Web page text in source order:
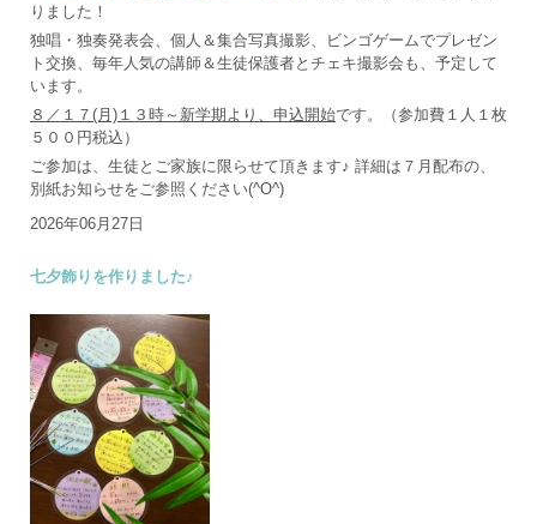
りました！
独唱・独奏発表会、個人＆集合写真撮影、ビンゴゲームでプレゼン
ト交換、毎年人気の講師＆生徒保護者とチェキ撮影会も、予定して
います。
８／１７(月)１３時～新学期より、申込開始です。（参加費１人１枚
５００円税込）
ご参加は、生徒とご家族に限らせて頂きます♪ 詳細は７月配布の、
別紙お知らせをご参照ください(^O^)
2026年06月27日
七夕飾りを作りました♪